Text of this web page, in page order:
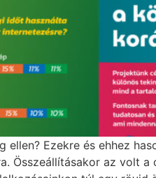
Ezekre és ehhez
Összeállításakor az volt